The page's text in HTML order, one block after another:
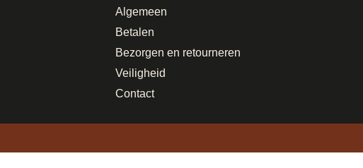
Algemeen
Betalen
Bezorgen en retourneren
Veiligheid
Contact